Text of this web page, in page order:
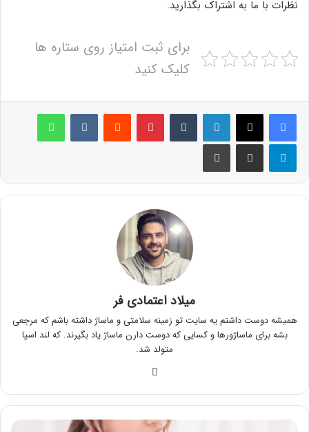
نظرات با ما به اشتراک بگذارید.
برای ثبت امتیاز روی ستاره ها
کلیک کنید
لینکدین ‫تامبلر پینترست‫رددیت ‫VKontakteواتس آپ
تلگرام اشتراک گذاری از طریق ایمیل چاپ
میلاد اعتمادی فر
همیشه دوست داشتم یه سایت تو زمینه سلامتی و ماساژ داشته باشم که مرجعی
بشه برای ماساژورها و کسایی که دوست دارن ماساژ یاد بگیرند. که لند اسپا
متولد شد.